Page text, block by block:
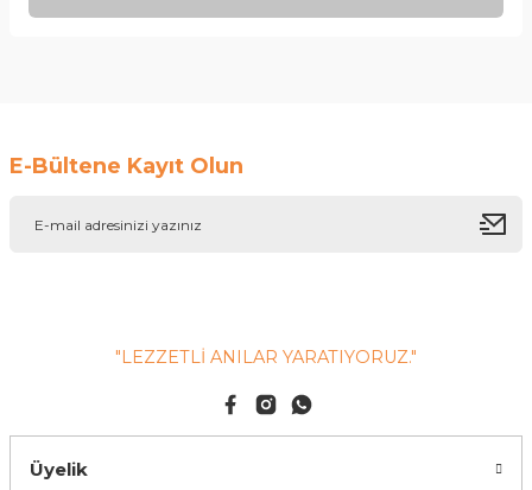
E-Bültene Kayıt Olun
"LEZZETLİ ANILAR YARATIYORUZ."
Üyelik